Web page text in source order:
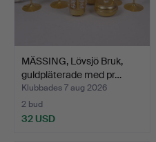
MÄSSING, Lövsjö Bruk,
guldpläterade med pr…
Klubbades 7 aug 2026
2 bud
32 USD